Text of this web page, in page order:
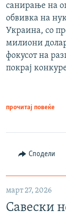
санирање на
обвивка на
Украина, со
милиони
фокусот на
покрај
прочитај повеќе
Сподели
март 27, 2026
Савески